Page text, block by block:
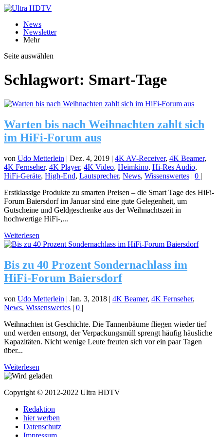
News
Newsletter
Mehr
Seite auswählen
Schlagwort: Smart-Tage
Warten bis nach Weihnachten zahlt sich
im HiFi-Forum aus
von Udo Metterlein | Dez. 4, 2019 | 4K AV-Receiver, 4K Beamer,
4K Fernseher, 4K Player, 4K Video, Heimkino, Hi-Res Audio,
HiFi-Geräte, High-End, Lautsprecher, News, Wissenswertes | 0 |
Erstklassige Produkte zu smarten Preisen – die Smart Tage des HiFi-
Forum Baiersdorf im Januar sind eine gute Gelegenheit, um
Gutscheine und Geldgeschenke aus der Weihnachtszeit in
hochwertige HiFi-,...
Weiterlesen
Bis zu 40 Prozent Sondernachlass im
HiFi-Forum Baiersdorf
von Udo Metterlein | Jan. 3, 2018 | 4K Beamer, 4K Fernseher,
News, Wissenswertes | 0 |
Weihnachten ist Geschichte. Die Tannenbäume fliegen wieder tief
und werden entsorgt, der Verpackungsmüll sprengt häufig häusliche
Kapazitäten. Nicht wenige Leute freuten sich vor ein paar Tagen
über...
Weiterlesen
Copyright © 2012-2022 Ultra HDTV
Redaktion
hier werben
Datenschutz
Impressum